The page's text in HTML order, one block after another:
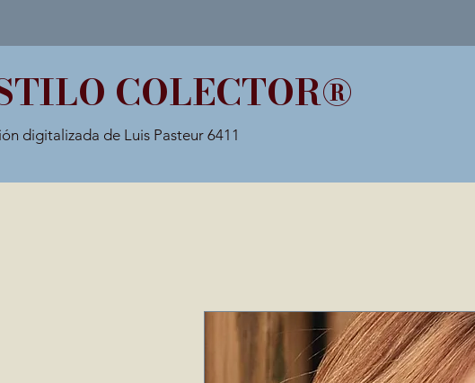
COLECTOR®
digitalizada de Luis Pasteur 6411